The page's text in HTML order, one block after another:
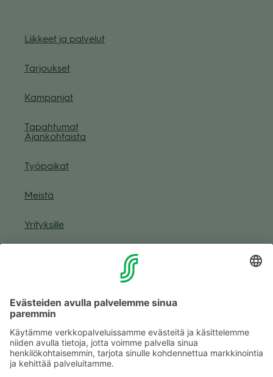
Liik­keet ja pal­ve­lut
Tar­jouk­set
Kam­pan­jat
Tapah­tu­mat
Ajan­koh­taista
Työ­pai­kat
Meistä
Yri­tyk­sille
Muuta eväs­tea­se­tuk­sia & eväs­tein­for­maa­tio
Tie­to­suo­ja­se­loste (Arina)